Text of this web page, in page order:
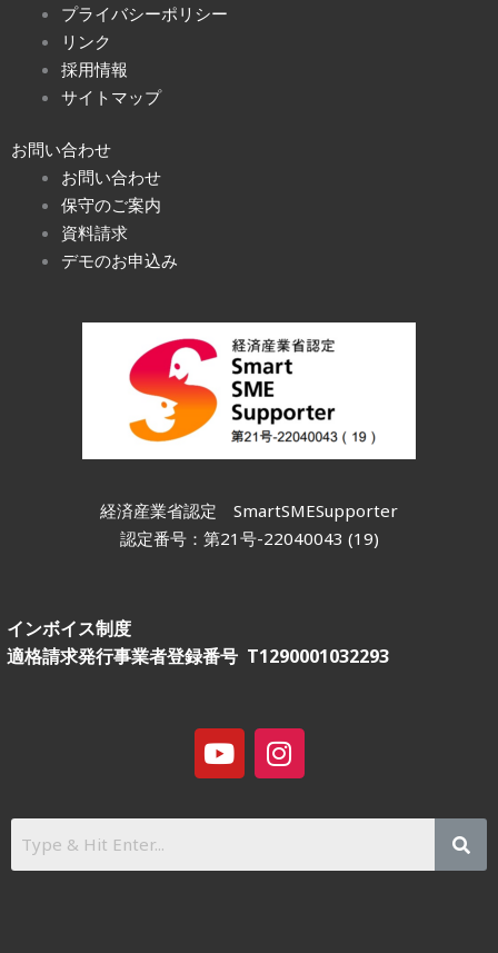
プライバシーポリシー
リンク
採用情報
サイトマップ
お問い合わせ
お問い合わせ
保守のご案内
資料請求
デモのお申込み
経済産業省認定 SmartSMESupporter
認定番号：第21号-22040043 (19)
インボイス制度
適格請求発行事業者登録番号 T1290001032293
Y
o
t
b
I
n
t
g